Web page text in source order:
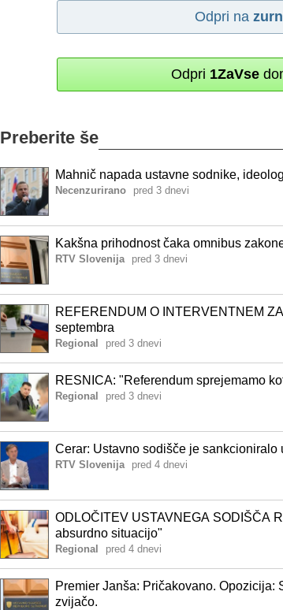
Odpri na
Odpri 1ZaVse
Preberite še
Mahnič napada ustavne sodnike,
Necenzurirano pred 3 dnevi
Kakšna prihodnost čaka omnibus
RTV Slovenija pred 3 dnevi
REFERENDUM O INTERVENTNEM
septembra
Regional pred 3 dnevi
RESNICA: "Referendum sprejemamo
Regional pred 3 dnevi
Cerar: Ustavno sodišče je
RTV Slovenija pred 4 dnevi
ODLOČITEV USTAVNEGA SODIŠČA
absurdno situacijo"
Regional pred 4 dnevi
Premier Janša: Pričakovano.
zvijačo.